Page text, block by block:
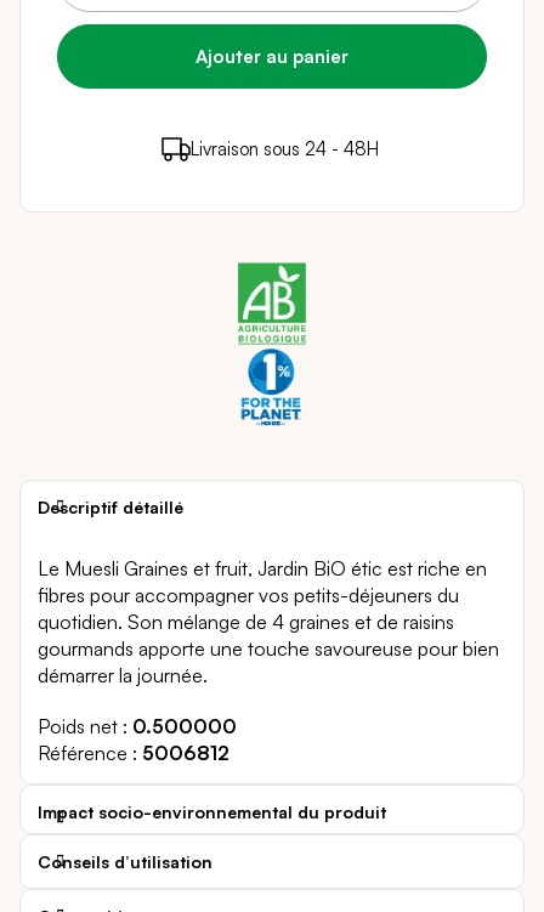
4 points de fidélité ( 0,08 € )
en achetant ce
Livraison sous 24 - 48H
Paiement sécurisé
Descriptif détaillé
Le Muesli Graines et fruit, Jardin BiO étic est riche en
fibres pour accompagner vos petits-déjeuners du
quotidien. Son mélange de 4 graines et de raisins
gourmands apporte une touche savoureuse pour bien
démarrer la journée.
Poids net
0.500000
Référence
5006812
Impact socio-environnemental du produit
Conseils d’utilisation